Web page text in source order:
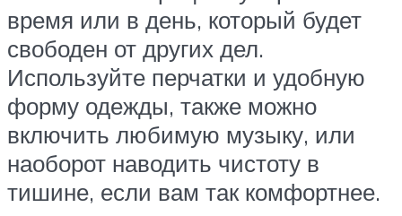
время или в день, который будет
свободен от других дел.
Используйте перчатки и удобную
форму одежды, также можно
включить любимую музыку, или
наоборот наводить чистоту в
тишине, если вам так комфортнее.